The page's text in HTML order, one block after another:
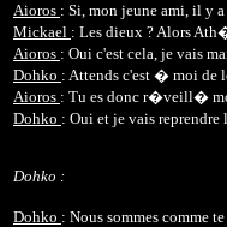
Aioros : Si, mon jeune ami, il y
Mickael : Les dieux ? Alors
Aioros : Oui c'est cela, je vais
Dohko : Attends c'est � moi de
Aioros : Tu es donc r�veill�
Dohko : Oui et je vais
Dohko :
Dohko : Nous sommes comme